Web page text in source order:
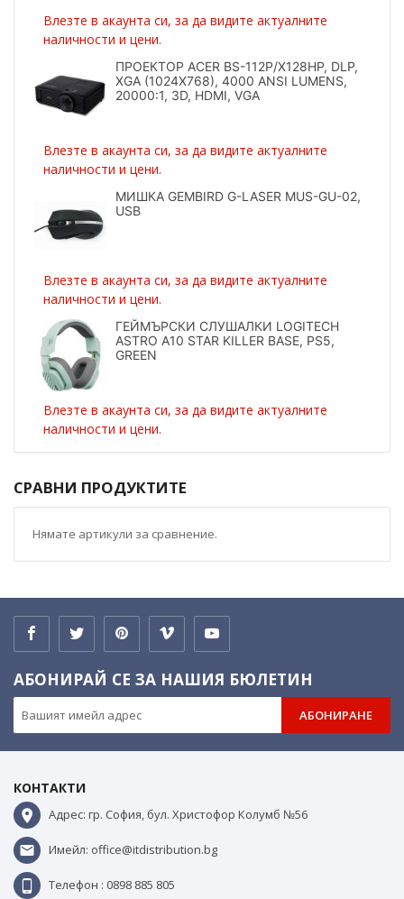
Влезте в акаунта си, за да видите актуалните
наличности и цени.
ПРОЕКТОР ACER BS-112P/X128HP, DLP,
XGA (1024X768), 4000 ANSI LUMENS,
20000:1, 3D, HDMI, VGA
Влезте в акаунта си, за да видите актуалните
наличности и цени.
МИШКА GEMBIRD G-LASER MUS-GU-02,
USB
Влезте в акаунта си, за да видите актуалните
наличности и цени.
ГЕЙМЪРСКИ СЛУШАЛКИ LOGITECH
ASTRO A10 STAR KILLER BASE, PS5,
GREEN
Влезте в акаунта си, за да видите актуалните
наличности и цени.
СРАВНИ ПРОДУКТИТЕ
Нямате артикули за сравнение.
АБОНИРАЙ СЕ ЗА НАШИЯ БЮЛЕТИН
АБОНИРАНЕ
КОНТАКТИ
Адрес: гр. София, бул. Христофор Колумб №56
Имейл: office@itdistribution.bg
Телефон : 0898 885 805